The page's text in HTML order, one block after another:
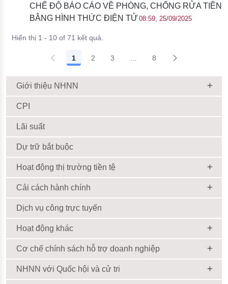
CHẾ ĐỘ BÁO CÁO VỀ PHÒNG, CHỐNG RỬA TIỀN
BẰNG HÌNH THỨC ĐIỆN TỬ 08:59, 25/09/2025
Hiển thị 1 - 10 of 71 kết quả.
1 2 3 8
Giới thiệu NHNN
CPI
Lãi suất
Dự trữ bắt buộc
Hoạt động thị trường tiền tệ
Cải cách hành chính
Dịch vụ công trực tuyến
Hoạt động khác
Cơ chế chính sách hỗ trợ doanh nghiệp
NHNN với Quốc hội và cử tri